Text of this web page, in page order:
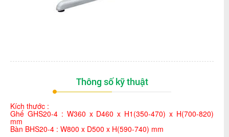
Thông số kỹ thuật
Kích thước :
Ghế GHS20-4 : W360 x D460 x H1(350-470) x H(700-820)
mm
Bàn BHS20-4 : W800 x D500 x H(590-740) mm